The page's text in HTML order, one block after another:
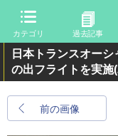
カテゴリ 過去記事
日本トランスオー
の出フライトを実施
前の画像